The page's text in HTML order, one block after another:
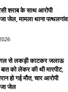
शराब के साथ आरोपी
जेल, मामला थाना पत्थलगांव
से लकड़ी काटकर जलाऊ
को लेकर की थी मारपीट,
हो गई मौत, चार आरोपी
जेल